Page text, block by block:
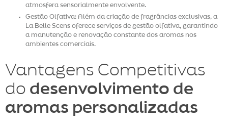
atmosfera sensorialmente envolvente.
Gestão Olfativa: Além da criação de fragrâncias exclusivas, a
La Belle Scens oferece serviços de gestão olfativa, garantindo
a manutenção e renovação constante dos aromas nos
ambientes comerciais.
Vantagens Competitivas
do desenvolvimento de
aromas personalizadas